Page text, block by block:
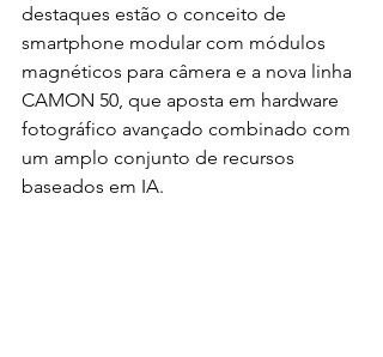
destaques estão o conceito de
smartphone modular com módulos
magnéticos para câmera e a nova linha
CAMON 50, que aposta em hardware
fotográfico avançado combinado com
um amplo conjunto de recursos
baseados em IA.